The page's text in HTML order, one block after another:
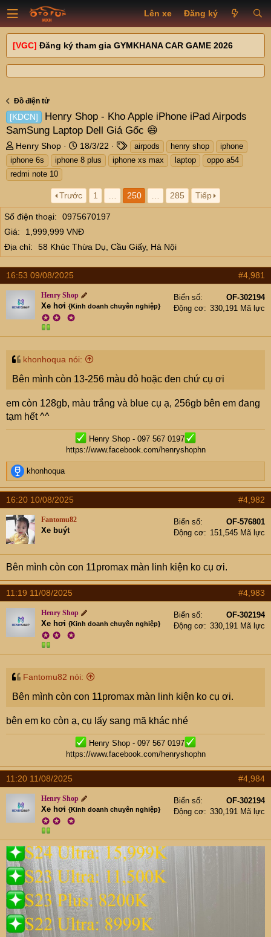
Lên xe Đăng ký
[VGC] Đăng ký tham gia GYMKHANA CAR GAME 2026
Đồ điện tử
[KDCN]
Henry Shop - Kho Apple iPhone iPad Airpods
SamSung Laptop Dell Giá Gốc 😄
T
h
r
e
s
a
r
t
e
r
Henry Shop
N
g
à
g
ử
i
18/3/22
T
a
g
airpods henry shop
iphone
iphone 6s
iphone 8 plus iphone xs max laptop
oppo a54
redmi note 10
Trước 1 250 285 Tiếp
Số điện thoại
0975670197
Giá
1,999,999 VNĐ
Địa chỉ
58 Khúc Thừa Dụ, Cầu Giấy, Hà Nội
16:53 09/08/2025 #4,981
Henry Shop
Xe hơi {Kinh doanh chuyên nghiệp}
✪ ✪ ✪
Biển số
OF-302194
Động cơ
330,191 Mã lực
khonhoqua nói:
Bên mình còn 13-256 màu đỏ hoặc đen chứ cụ ơi
em còn 128gb, màu trắng và blue cụ ạ, 256gb bên em đang
tạm hết ^^
Henry Shop - 097 567 0197
https://www.facebook.com/henryshophn
R
e
a
c
t
i
o
n
s
:
khonhoqua
16:20 10/08/2025 #4,982
Fantomu82
Xe buýt
Biển số
OF-576801
Động cơ
151,545 Mã lực
Bên mình còn con 11promax màn linh kiện ko cụ ơi.
11:19 11/08/2025 #4,983
Henry Shop
Xe hơi {Kinh doanh chuyên nghiệp}
✪ ✪ ✪
Biển số
OF-302194
Động cơ
330,191 Mã lực
Fantomu82 nói:
Bên mình còn con 11promax màn linh kiện ko cụ ơi.
bên em ko còn ạ, cụ lấy sang mã khác nhé
Henry Shop - 097 567 0197
https://www.facebook.com/henryshophn
11:20 11/08/2025 #4,984
Henry Shop
Xe hơi {Kinh doanh chuyên nghiệp}
✪ ✪ ✪
Biển số
OF-302194
Động cơ
330,191 Mã lực